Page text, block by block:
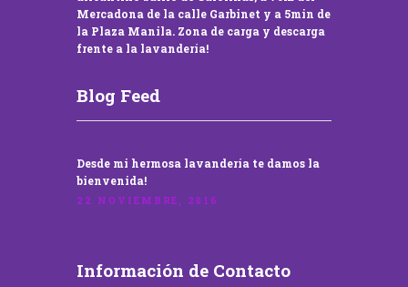
Mercadona de la calle Garbinet y a 5min de
la Plaza Manila. Zona de carga y descarga
frente a la lavandería!
Blog Feed
Desde mi hermosa lavandería te damos la
bienvenida!
22 NOVIEMBRE, 2016
Información de Contacto